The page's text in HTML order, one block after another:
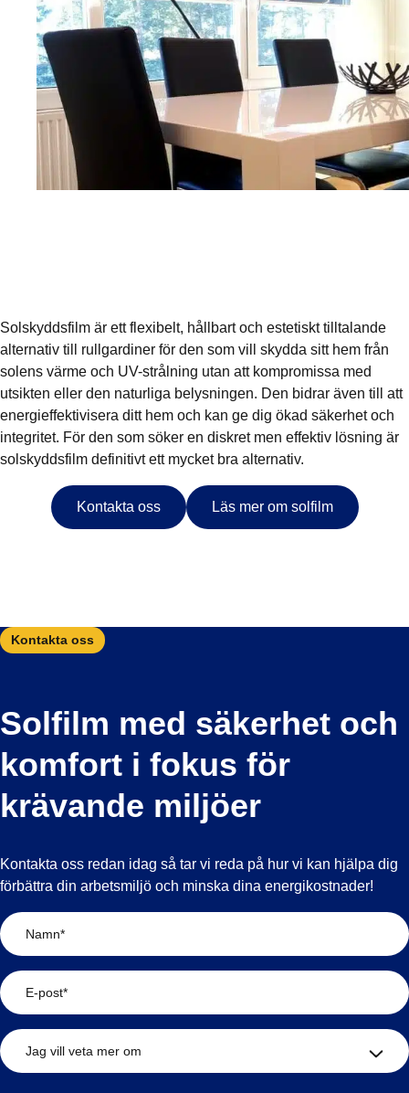
Solskyddsfilm är ett flexibelt, hållbart och estetiskt tilltalande
alternativ till rullgardiner för den som vill skydda sitt hem från
solens värme och UV-strålning utan att kompromissa med
utsikten eller den naturliga belysningen. Den bidrar även till att
energieffektivisera ditt hem och kan ge dig ökad säkerhet och
integritet. För den som söker en diskret men effektiv lösning är
solskyddsfilm definitivt ett mycket bra alternativ.
Kontakta oss Läs mer om solfilm
Kontakta oss
Solfilm med säkerhet och
komfort i fokus för
krävande miljöer
Kontakta oss redan idag så tar vi reda på hur vi kan hjälpa dig
förbättra din arbetsmiljö och minska dina energikostnader!